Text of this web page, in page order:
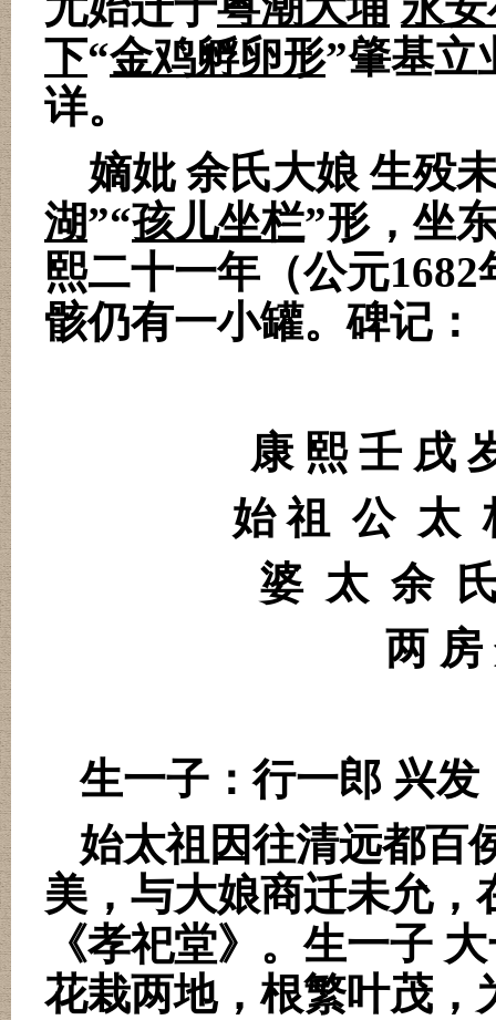
下“金鸡孵卵形”肇基立
详。
嫡妣 余氏大娘 生殁
湖”“孩儿坐栏”形，坐
熙二十一年（公元1682
骸仍有一小罐。碑记：
康 熙 壬 戌
始 祖
公 太
婆 太 余
两 房
生一子：行一郎 兴发
始太祖因往清远都百
美，与大娘商迁未允
《孝祀堂》。生一子
花栽两地，根繁叶茂，